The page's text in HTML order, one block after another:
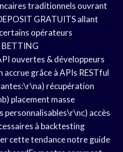
traditionnels ouvrant
GRATUITS allant
opérateurs
BETTING
ouvertes & développeurs
grâce à APIs RESTful
récupération
placement masse
personnalisables\r\nc) accès
à backtesting
cette tendance notre guide